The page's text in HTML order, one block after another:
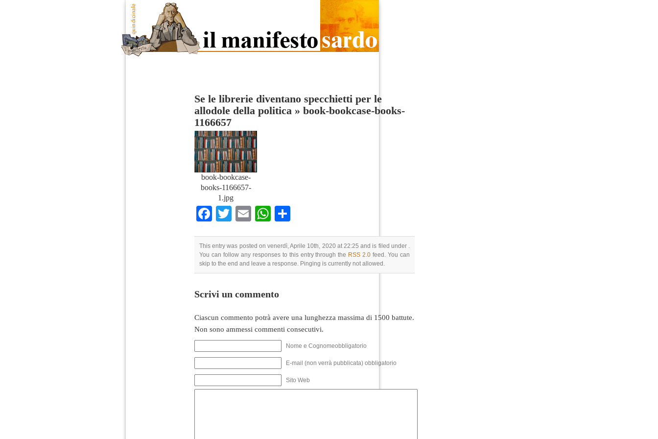
Se le librerie diventano specchietti per le
allodole della politica » book-bookcase-books-
1166657
book-bookcase-
books-1166657-
1.jpg
Facebook
TwitterEmailWhatsApp
This entry was posted on venerdì, Aprile 10th, 2020 at 22:25 and is filed under .
You can follow any responses to this entry through the RSS 2.0 feed. You can
skip to the end and leave a response. Pinging is currently not allowed.
Scrivi un commento
Ciascun commento potrà avere una lunghezza massima di 1500 battute.
Non sono ammessi commenti consecutivi.
Nome e Cognomeobbligatorio
E-mail (non verrà pubblicata) obbligatorio
Sito Web